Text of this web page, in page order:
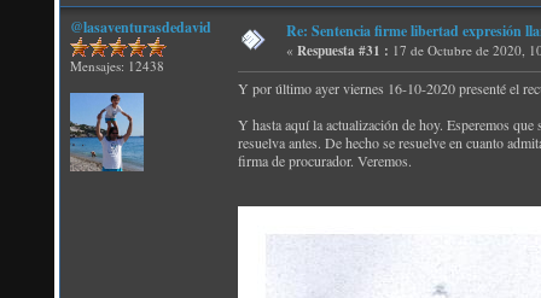
@lasaventurasdedavid
Mensajes: 12438
Re: Sentencia firme libertad expresión
« Respuesta #31 : 17 de Octubre de 2020,
Y por último ayer viernes 16-10-2020 presenté el
Y hasta aquí la actualización de hoy. Esperemos
resuelva antes. De hecho se resuelve en cuanto
firma de procurador. Veremos.